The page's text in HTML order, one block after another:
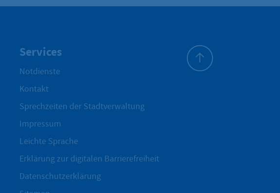
Services
Notdienste
Kontakt
Sprechzeiten der Stadtverwaltung
Impressum
Leichte Sprache
Erklärung zur digitalen Barrierefreiheit
Datenschutzerklärung